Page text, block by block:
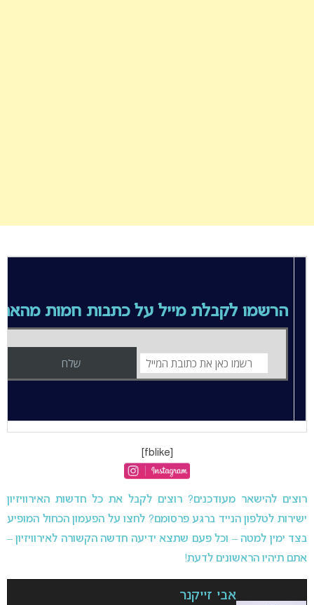
הרשמו לקבלת מייל על כתבות חמות
רוצים להישאר מעודכנים? רוצים לקבל את כל חדשות האירוויזיון
ישירות לטלפון הנייד ברגע פרסומם? לחצו על הפעמון הכחול המופיע
בצד ימין למטה – וכל פעם שתצא ידיעה חדשה הקשורה לאירוויזיון –
אתם תיהיו הראשונים לדעת!
אבי זייקנר